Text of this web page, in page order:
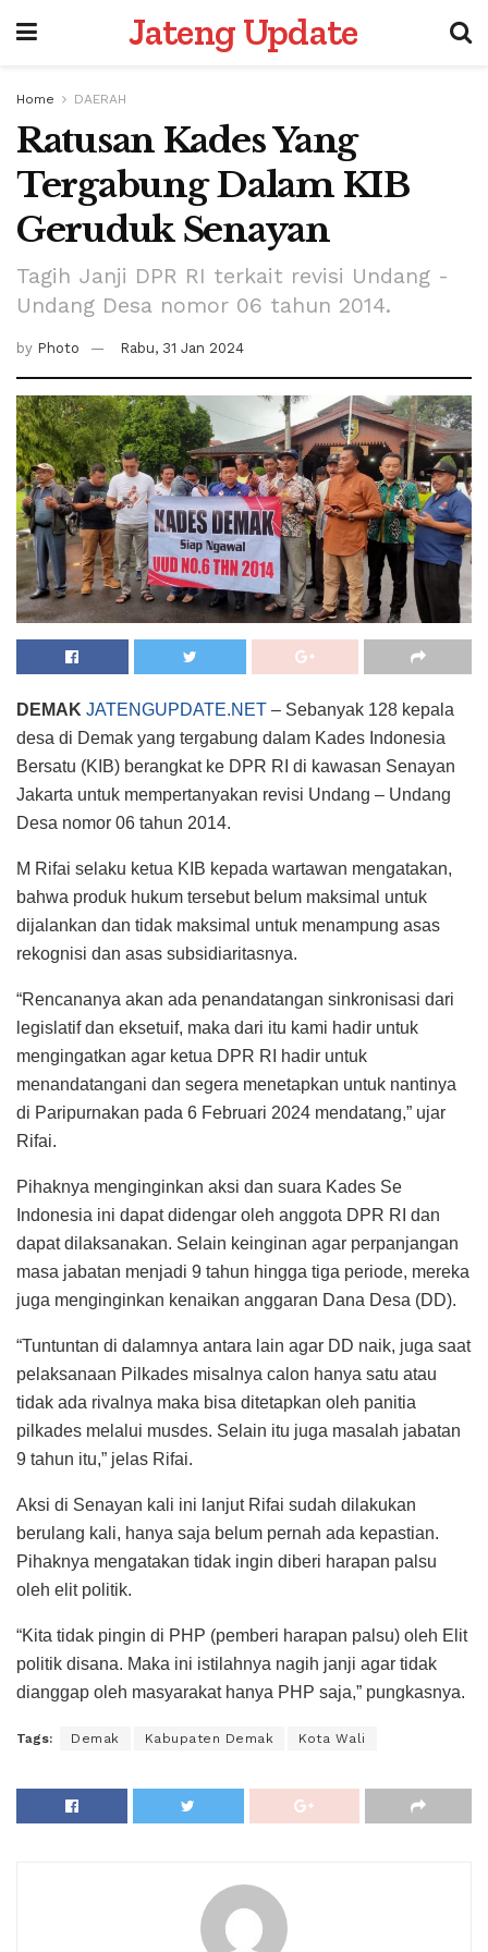
Jateng Update
Home DAERAH
Ratusan Kades Yang
Tergabung Dalam KIB
Geruduk Senayan
Tagih Janji DPR RI terkait revisi Undang -
Undang Desa nomor 06 tahun 2014.
by Photo Rabu, 31 Jan 2024
DEMAK JATENGUPDATE.NET – Sebanyak 128 kepala
desa di Demak yang tergabung dalam Kades Indonesia
Bersatu (KIB) berangkat ke DPR RI di kawasan Senayan
Jakarta untuk mempertanyakan revisi Undang – Undang
Desa nomor 06 tahun 2014.
M Rifai selaku ketua KIB kepada wartawan mengatakan,
bahwa produk hukum tersebut belum maksimal untuk
dijalankan dan tidak maksimal untuk menampung asas
rekognisi dan asas subsidiaritasnya.
“Rencananya akan ada penandatangan sinkronisasi dari
legislatif dan eksetuif, maka dari itu kami hadir untuk
mengingatkan agar ketua DPR RI hadir untuk
menandatangani dan segera menetapkan untuk nantinya
di Paripurnakan pada 6 Februari 2024 mendatang,” ujar
Rifai.
Pihaknya menginginkan aksi dan suara Kades Se
Indonesia ini dapat didengar oleh anggota DPR RI dan
dapat dilaksanakan. Selain keinginan agar perpanjangan
masa jabatan menjadi 9 tahun hingga tiga periode, mereka
juga menginginkan kenaikan anggaran Dana Desa (DD).
“Tuntuntan di dalamnya antara lain agar DD naik, juga saat
pelaksanaan Pilkades misalnya calon hanya satu atau
tidak ada rivalnya maka bisa ditetapkan oleh panitia
pilkades melalui musdes. Selain itu juga masalah jabatan
9 tahun itu,” jelas Rifai.
Aksi di Senayan kali ini lanjut Rifai sudah dilakukan
berulang kali, hanya saja belum pernah ada kepastian.
Pihaknya mengatakan tidak ingin diberi harapan palsu
oleh elit politik.
“Kita tidak pingin di PHP (pemberi harapan palsu) oleh Elit
politik disana. Maka ini istilahnya nagih janji agar tidak
dianggap oleh masyarakat hanya PHP saja,” pungkasnya.
Tags: Demak Kabupaten Demak Kota Wali